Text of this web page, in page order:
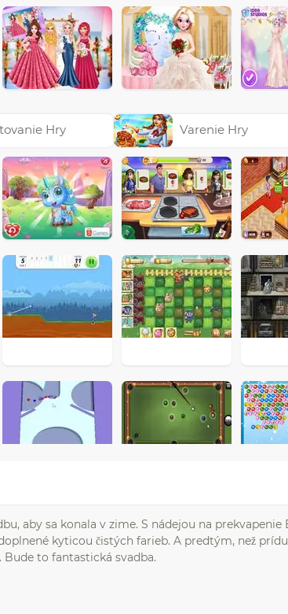
Hry Varenie Hry
aby sa konala v zime. S nádejou na
kyticou čistých farieb. A predtým, než
to fantastická svadba.